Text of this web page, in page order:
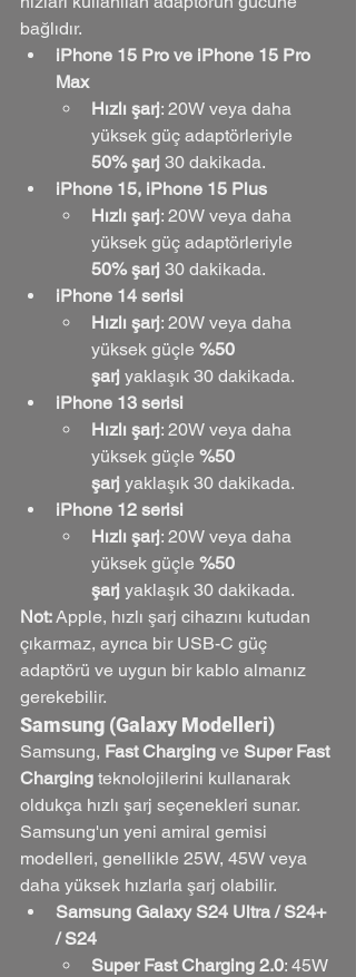
bağlıdır.
iPhone 15 Pro ve iPhone 15 Pro
Max
Hızlı şarj: 20W veya daha
yüksek güç adaptörleriyle
50% şarj 30 dakikada.
iPhone 15, iPhone 15 Plus
Hızlı şarj: 20W veya daha
yüksek güç adaptörleriyle
50% şarj 30 dakikada.
iPhone 14 serisi
Hızlı şarj: 20W veya daha
yüksek güçle %50
şarj yaklaşık 30 dakikada.
iPhone 13 serisi
Hızlı şarj: 20W veya daha
yüksek güçle %50
şarj yaklaşık 30 dakikada.
iPhone 12 serisi
Hızlı şarj: 20W veya daha
yüksek güçle %50
şarj yaklaşık 30 dakikada.
Not: Apple, hızlı şarj cihazını kutudan
çıkarmaz, ayrıca bir USB-C güç
adaptörü ve uygun bir kablo almanız
gerekebilir.
Samsung (Galaxy Modelleri)
Samsung, Fast Charging ve Super Fast
Charging teknolojilerini kullanarak
oldukça hızlı şarj seçenekleri sunar.
Samsung'un yeni amiral gemisi
modelleri, genellikle 25W, 45W veya
daha yüksek hızlarla şarj olabilir.
Samsung Galaxy S24 Ultra / S24+
/ S24
Super Fast Charging 2.0: 45W